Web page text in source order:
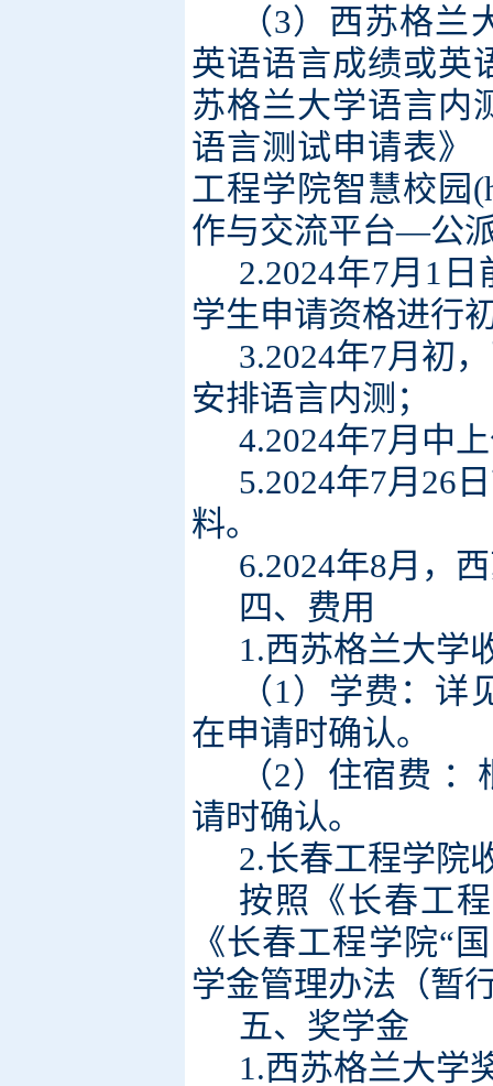
（3）西苏格
英语语言成绩或英
苏格兰大学语言内
语言测试申请表》
工程学院智慧校园
作与交流平台—公
2.2024年7月1
学生申请资格进行
3.2024年7月初
安排语言内测；
4.2024年7月中
5.2024年7月26
料。
6.2024年8月，
四、费用
1.西苏格兰大学
（1）学费：
在申请时确认。
（2）住宿费
请时确认。
2.长春工程学院
按照《长春工
《长春工程学院“
学金管理办法（暂
五、奖学金
1.西苏格兰大学